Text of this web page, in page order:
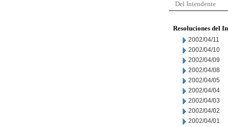
Del Intendente
Resoluciones del
2002/04/11
2002/04/10
2002/04/09
2002/04/08
2002/04/05
2002/04/04
2002/04/03
2002/04/02
2002/04/01